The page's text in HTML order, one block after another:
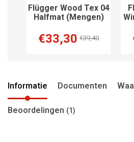
Flügger Wood Tex 04
Halfmat (Mengen)
€33,30 €39,40
Informatie Documenten
Beoordelingen (1)